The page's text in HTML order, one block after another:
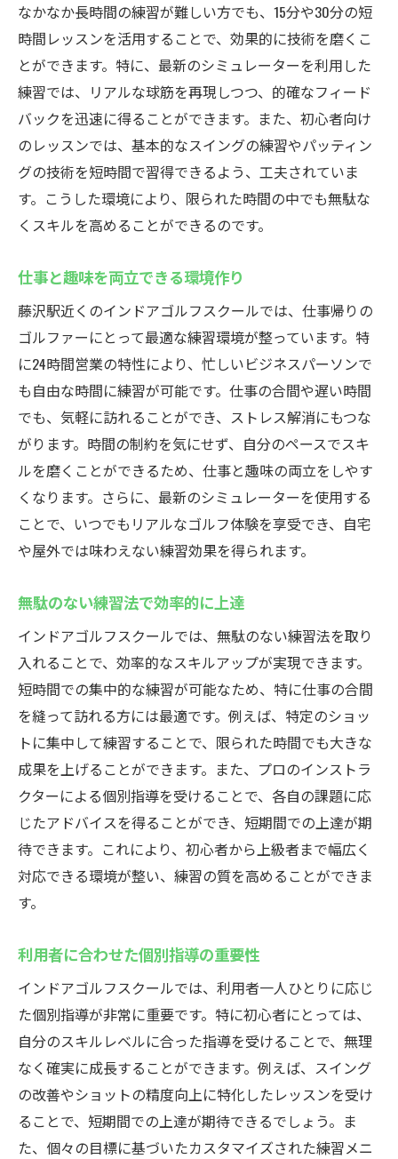
なかなか長時間の練習が難しい方でも、15分や30分の短
時間レッスンを活用することで、効果的に技術を磨くこ
とができます。特に、最新のシミュレーターを利用した
練習では、リアルな球筋を再現しつつ、的確なフィード
バックを迅速に得ることができます。また、初心者向け
のレッスンでは、基本的なスイングの練習やパッティン
グの技術を短時間で習得できるよう、工夫されていま
す。こうした環境により、限られた時間の中でも無駄な
くスキルを高めることができるのです。
仕事と趣味を両立できる環境作り
藤沢駅近くのインドアゴルフスクールでは、仕事帰りの
ゴルファーにとって最適な練習環境が整っています。特
に24時間営業の特性により、忙しいビジネスパーソンで
も自由な時間に練習が可能です。仕事の合間や遅い時間
でも、気軽に訪れることができ、ストレス解消にもつな
がります。時間の制約を気にせず、自分のペースでスキ
ルを磨くことができるため、仕事と趣味の両立をしやす
くなります。さらに、最新のシミュレーターを使用する
ことで、いつでもリアルなゴルフ体験を享受でき、自宅
や屋外では味わえない練習効果を得られます。
無駄のない練習法で効率的に上達
インドアゴルフスクールでは、無駄のない練習法を取り
入れることで、効率的なスキルアップが実現できます。
短時間での集中的な練習が可能なため、特に仕事の合間
を縫って訪れる方には最適です。例えば、特定のショッ
トに集中して練習することで、限られた時間でも大きな
成果を上げることができます。また、プロのインストラ
クターによる個別指導を受けることで、各自の課題に応
じたアドバイスを得ることができ、短期間での上達が期
待できます。これにより、初心者から上級者まで幅広く
対応できる環境が整い、練習の質を高めることができま
す。
利用者に合わせた個別指導の重要性
インドアゴルフスクールでは、利用者一人ひとりに応じ
た個別指導が非常に重要です。特に初心者にとっては、
自分のスキルレベルに合った指導を受けることで、無理
なく確実に成長することができます。例えば、スイング
の改善やショットの精度向上に特化したレッスンを受け
ることで、短期間での上達が期待できるでしょう。ま
た、個々の目標に基づいたカスタマイズされた練習メニ